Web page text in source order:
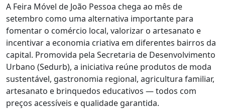
A Feira Móvel de João Pessoa chega ao mês de
setembro como uma alternativa importante para
fomentar o comércio local, valorizar o artesanato e
incentivar a economia criativa em diferentes bairros da
capital. Promovida pela Secretaria de Desenvolvimento
Urbano (Sedurb), a iniciativa reúne produtos de moda
sustentável, gastronomia regional, agricultura familiar,
artesanato e brinquedos educativos — todos com
preços acessíveis e qualidade garantida.